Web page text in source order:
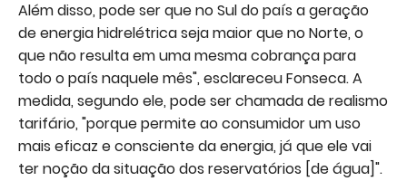
Além disso, pode ser que no Sul do país a geração
de energia hidrelétrica seja maior que no Norte, o
que não resulta em uma mesma cobrança para
todo o país naquele mês", esclareceu Fonseca. A
medida, segundo ele, pode ser chamada de realismo
tarifário, "porque permite ao consumidor um uso
mais eficaz e consciente da energia, já que ele vai
ter noção da situação dos reservatórios [de água]".